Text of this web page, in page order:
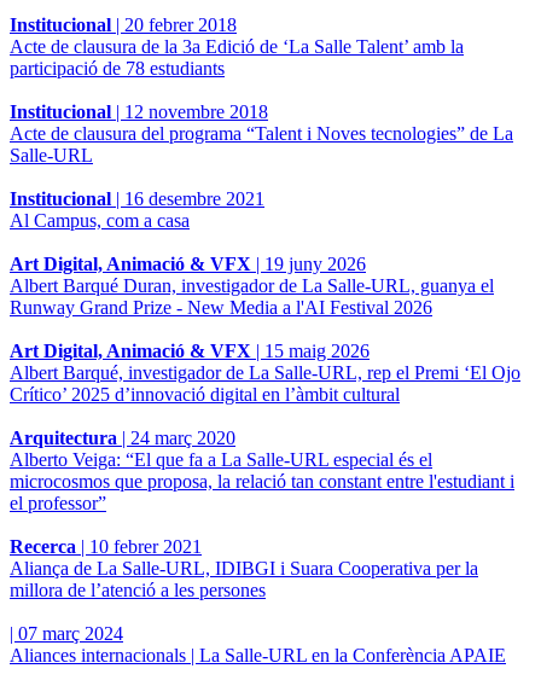
Institucional | 20 febrer 2018
Acte de clausura de la 3a Edició de ‘La Salle Talent’ amb la
participació de 78 estudiants
Institucional | 12 novembre 2018
Acte de clausura del programa “Talent i Noves tecnologies” de La
Salle-URL
Institucional | 16 desembre 2021
Al Campus, com a casa
Art Digital, Animació & VFX | 19 juny 2026
Albert Barqué Duran, investigador de La Salle-URL, guanya el
Runway Grand Prize - New Media a l'AI Festival 2026
Art Digital, Animació & VFX | 15 maig 2026
Albert Barqué, investigador de La Salle-URL, rep el Premi ‘El Ojo
Crítico’ 2025 d’innovació digital en l’àmbit cultural
Arquitectura | 24 març 2020
Alberto Veiga: “El que fa a La Salle-URL especial és el
microcosmos que proposa, la relació tan constant entre l'estudiant i
el professor”
Recerca | 10 febrer 2021
Aliança de La Salle-URL, IDIBGI i Suara Cooperativa per la
millora de l’atenció a les persones
| 07 març 2024
Aliances internacionals | La Salle-URL en la Conferència APAIE